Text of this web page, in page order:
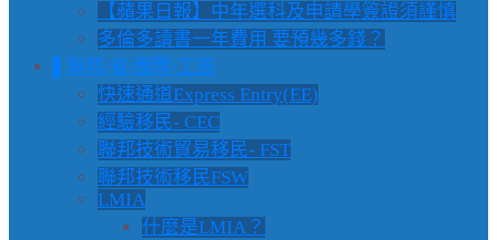
【蘋果日報】中年選科及申請學簽證須謹慎
多倫多讀書一年費用 要預幾多錢？
▌聯邦/省/團聚/工簽
快速通道Express Entry(EE)
經驗移民- CEC
聯邦技術貿易移民- FST
聯邦技術移民FSW
LMIA
什麼是LMIA？